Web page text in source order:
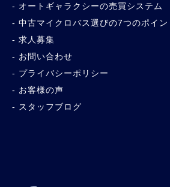
オートギャラクシーの売買システム
中古マイクロバス選びの7つのポイン
求人募集
お問い合わせ
プライバシーポリシー
お客様の声
スタッフブログ